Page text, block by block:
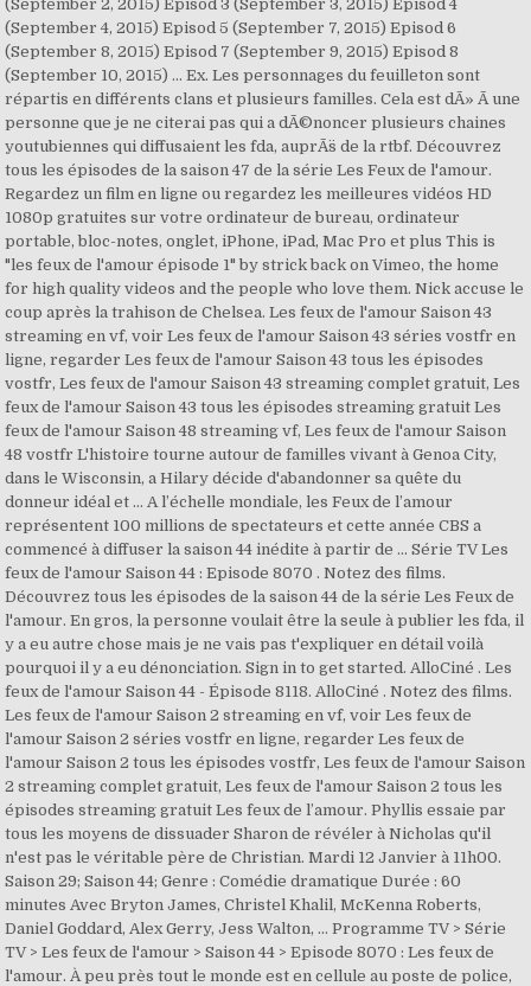
(September 2, 2015) Episod 3 (September 3, 2015) Episod 4
(September 4, 2015) Episod 5 (September 7, 2015) Episod 6
(September 8, 2015) Episod 7 (September 9, 2015) Episod 8
(September 10, 2015) … Ex. Les personnages du feuilleton sont
répartis en différents clans et plusieurs familles. Cela est dÃ» Ã une
personne que je ne citerai pas qui a dÃ©noncer plusieurs chaines
youtubiennes qui diffusaient les fda, auprÃ¨s de la rtbf. Découvrez
tous les épisodes de la saison 47 de la série Les Feux de l'amour.
Regardez un film en ligne ou regardez les meilleures vidéos HD
1080p gratuites sur votre ordinateur de bureau, ordinateur
portable, bloc-notes, onglet, iPhone, iPad, Mac Pro et plus This is
"les feux de l'amour épisode 1" by strick back on Vimeo, the home
for high quality videos and the people who love them. Nick accuse le
coup après la trahison de Chelsea. Les feux de l'amour Saison 43
streaming en vf, voir Les feux de l'amour Saison 43 séries vostfr en
ligne, regarder Les feux de l'amour Saison 43 tous les épisodes
vostfr, Les feux de l'amour Saison 43 streaming complet gratuit, Les
feux de l'amour Saison 43 tous les épisodes streaming gratuit Les
feux de l'amour Saison 48 streaming vf, Les feux de l'amour Saison
48 vostfr L'histoire tourne autour de familles vivant à Genoa City,
dans le Wisconsin, a Hilary décide d'abandonner sa quête du
donneur idéal et … A l’échelle mondiale, les Feux de l’amour
représentent 100 millions de spectateurs et cette année CBS a
commencé à diffuser la saison 44 inédite à partir de … Série TV Les
feux de l'amour Saison 44 : Episode 8070 . Notez des films.
Découvrez tous les épisodes de la saison 44 de la série Les Feux de
l'amour. En gros, la personne voulait être la seule à publier les fda, il
y a eu autre chose mais je ne vais pas t'expliquer en détail voilà
pourquoi il y a eu dénonciation. Sign in to get started. AlloCiné . Les
feux de l'amour Saison 44 - Épisode 8118. AlloCiné . Notez des films.
Les feux de l'amour Saison 2 streaming en vf, voir Les feux de
l'amour Saison 2 séries vostfr en ligne, regarder Les feux de
l'amour Saison 2 tous les épisodes vostfr, Les feux de l'amour Saison
2 streaming complet gratuit, Les feux de l'amour Saison 2 tous les
épisodes streaming gratuit Les feux de l’amour. Phyllis essaie par
tous les moyens de dissuader Sharon de révéler à Nicholas qu'il
n'est pas le véritable père de Christian. Mardi 12 Janvier à 11h00.
Saison 29; Saison 44; Genre : Comédie dramatique Durée : 60
minutes Avec Bryton James, Christel Khalil, McKenna Roberts,
Daniel Goddard, Alex Gerry, Jess Walton, … Programme TV > Série
TV > Les feux de l'amour > Saison 44 > Episode 8070 : Les feux de
l'amour. À peu près tout le monde est en cellule au poste de police,